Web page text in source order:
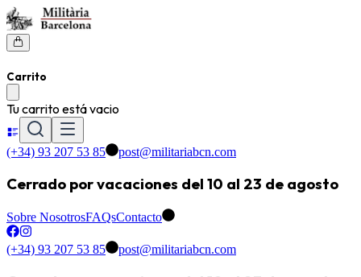
Carrito
Tu carrito está vacio
(+34) 93 207 53 85 post@militariabcn.com
Cerrado por vacaciones del 10 al 23 de agosto
Sobre NosotrosFAQsContacto
(+34) 93 207 53 85 post@militariabcn.com